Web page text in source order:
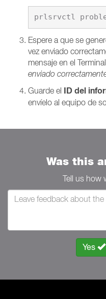
prlsrvctl
Espere a que se
vez enviado
mensaje en el
enviado
Guarde el ID del
envíelo al equipo de
Was this
Tell us how
Yes